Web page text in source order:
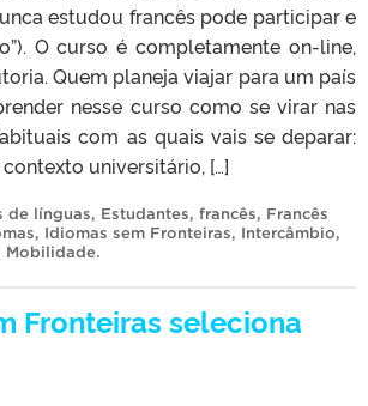
estudou francês pode participar e
O curso é completamente on-line,
Quem planeja viajar para um país
nesse curso como se virar nas
com as quais vais se deparar:
universitário, […]
de línguas, Estudantes, francês, Francês
, Idiomas sem Fronteiras, Intercâmbio,
Mobilidade.
Fronteiras seleciona